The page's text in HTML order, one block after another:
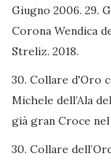
Giugno 2006. 29.
Corona Wendica
Streliz. 2018.
30. Collare d'Oro
Michele dell’Ala
già gran Croce nel
30. Collare